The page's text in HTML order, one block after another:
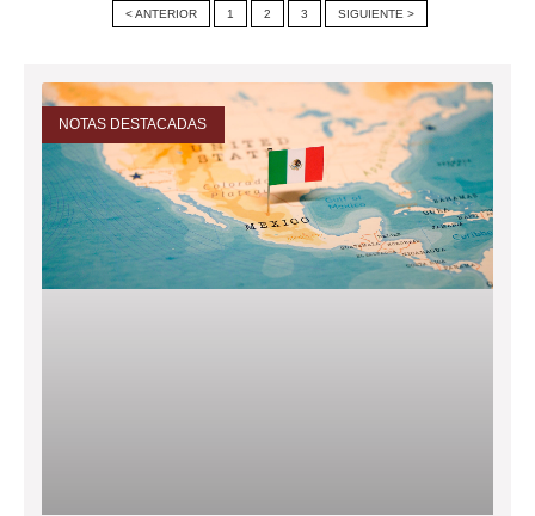
< ANTERIOR 1 2 3 SIGUIENTE >
NOTAS DESTACADAS